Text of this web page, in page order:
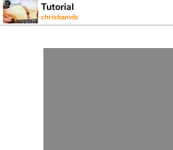
Tutorial
christianvib